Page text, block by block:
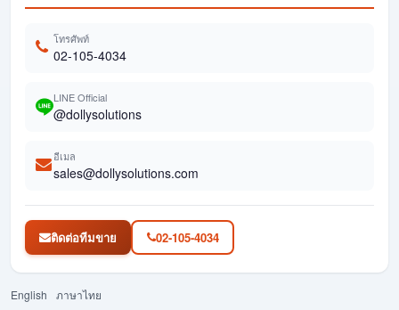
โทรศัพท์
02-105-4034
LINE Official
@dollysolutions
อีเมล
sales@dollysolutions.com
ติดต่อทีมขาย 02-105-4034
English ภาษาไทย